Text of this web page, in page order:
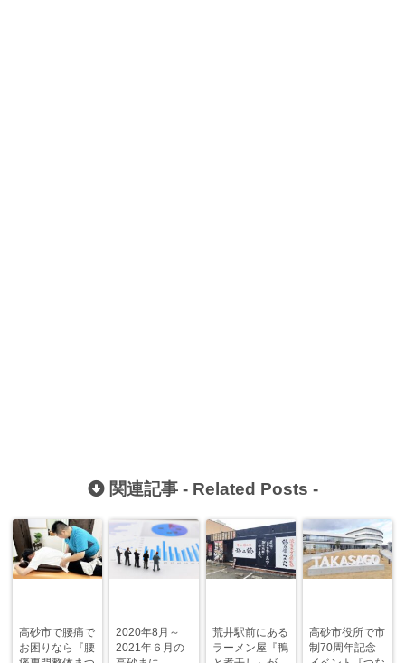
関連記事 - Related Posts -
高砂市で腰痛で
お困りなら『腰
2020年8月～
2021年６月の
荒井駅前にある
ラーメン屋『鴨
高砂市役所で市
制70周年記念